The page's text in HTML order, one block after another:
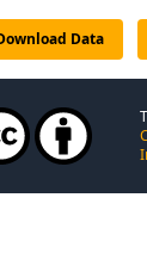
Data